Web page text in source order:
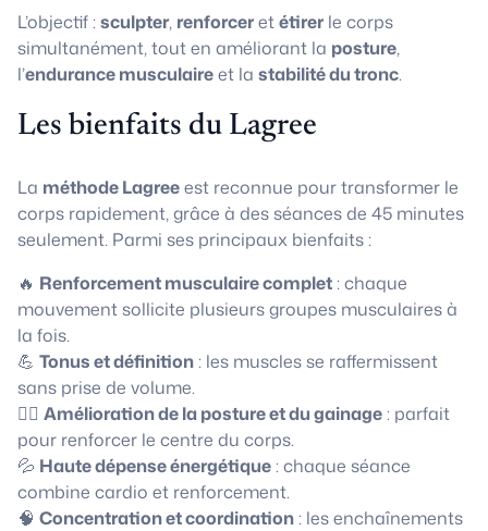
L’objectif :sculpter, renforceretétirerle corps
simultanément, tout en améliorant la posture,
l’endurance musculaireet la stabilité du tronc.
Les bienfaits du Lagree
La méthode Lagreeest reconnue pour transformer le
corps rapidement, grâce à des séances de 45 minutes
seulement. Parmi ses principaux bienfaits :
🔥 Renforcement musculaire complet: chaque
mouvement sollicite plusieurs groupes musculaires à
la fois.
💪 Tonus et définition: les muscles se raffermissent
sans prise de volume.
🧘‍♀️ Amélioration de la posture et du gainage: parfait
pour renforcer le centre du corps.
💦 Haute dépense énergétique: chaque séance
combine cardio et renforcement.
🧠 Concentration et coordination: les enchaînements